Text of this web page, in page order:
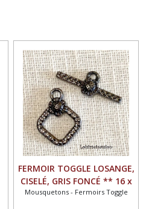
FERMOIR TOGGLE LOSANGE,
CISELÉ, GRIS FONCÉ ** 16 x
20 mm ** Quantité au
Mousquetons - Fermoirs Toggle